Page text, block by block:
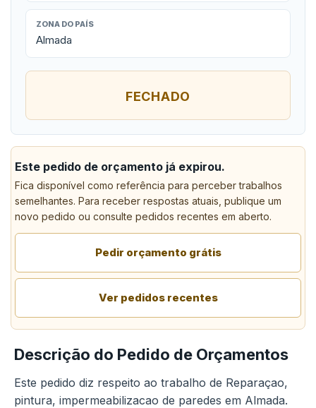
ZONA DO PAÍS
Almada
FECHADO
Este pedido de orçamento já expirou.
Fica disponível como referência para perceber trabalhos
semelhantes. Para receber respostas atuais, publique um
novo pedido ou consulte pedidos recentes em aberto.
Pedir orçamento grátis
Ver pedidos recentes
Descrição do Pedido de Orçamentos
Este pedido diz respeito ao trabalho de Reparaçao,
pintura, impermeabilizacao de paredes em Almada.